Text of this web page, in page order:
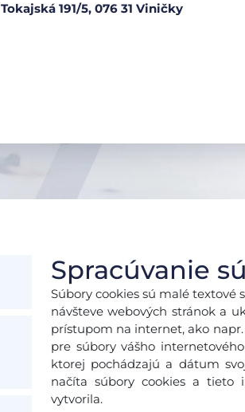
Tokajská 191/5, 076 31 Viničky
Spracúvanie
Súbory cookies sú malé
návšteve webových stránok a
prístupom na internet, ako
pre súbory vášho
ktorej pochádzajú a dátum
načíta súbory cookies a tieto
vytvorila.